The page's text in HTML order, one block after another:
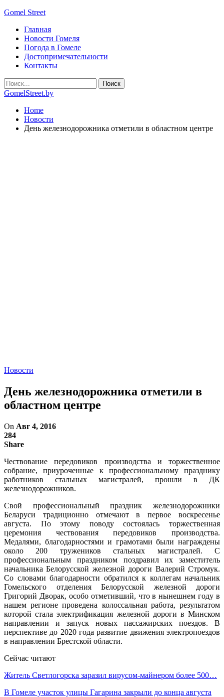
Gomel Street
Главная
Новости Гомеля
Погода в Гомеле
Достопримечательности
Контакты
GomelStreet.by
Home
Новости
День железнодорожника отметили в областном центре
Новости
День железнодорожника отметили в
областном центре
On Авг 4, 2016
284
Share
Чествование передовиков производства и торжественное
собрание, приуроченные к профессиональному празднику
работников стальных магистралей, прошли в ДК
железнодорожников.
Свой профессиональный праздник железнодорожники
Беларуси традиционно отмечают в первое воскресенье
августа. По этому поводу состоялась торжественная
церемония чествования передовиков производства.
Медалями, благодарностями и грамотами были награждены
около 200 тружеников стальных магистралей. С
профессиональным праздником поздравил их заместитель
начальника Белорусской железной дороги Валерий Стромук.
Со словами благодарности обратился к коллегам начальник
Гомельского отделения Белорусской железной дороги
Григорий Дворак, особо отметивший, что в нынешнем году в
нашем регионе проведена колоссальная работа, результатом
которой стала электрификация железной дороги в Минском
направлении и запуск новых пассажирских поездов. В
перспективе до 2020 года развитие движения электропоездов
в направлении Брестской области.
Сейчас читают
Житель Светлогорска заразил вирусом-майнером более 500…
В Гомеле участок улицы Гагарина закрыли до конца августа